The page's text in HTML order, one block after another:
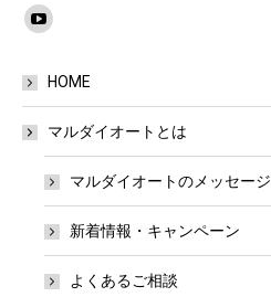
Find us on:
YouTube
opens
window
HOME
マルダイオートとは
マルダイオートのメッセージ
新着情報・キャンペーン
よくあるご相談